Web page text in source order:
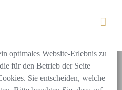
optimales Website-Erlebnis zu
für den Betrieb der Seite
Sie entscheiden, welche